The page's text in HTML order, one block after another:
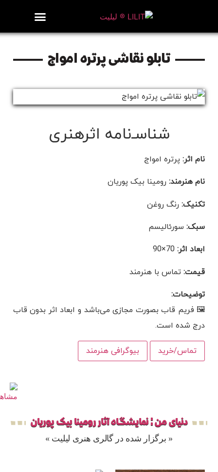
تابلو نقاشی پرتره امواج
شناسـ‌نامه اثرهنری
نام اثر:پرتره امواج
نام هنرمند:رومینا بیک پوریان
تکنیک:رنگ روغن
سبک:سورئالیسم
ابعاد اثر:70×90
قیمت: تماس با هنرمند
توضیحات:
🖼 فریم قاب بصورت مجازی می‌باشد و ابعاد اثر بدون قاب
درج شده است.
تماس/خرید بیوگرافی هنرمند
دنیای من ¦ نمایشگاه آثار رومینا بیک پوریان
« برگزار شده در گالری هنری لیلیت »